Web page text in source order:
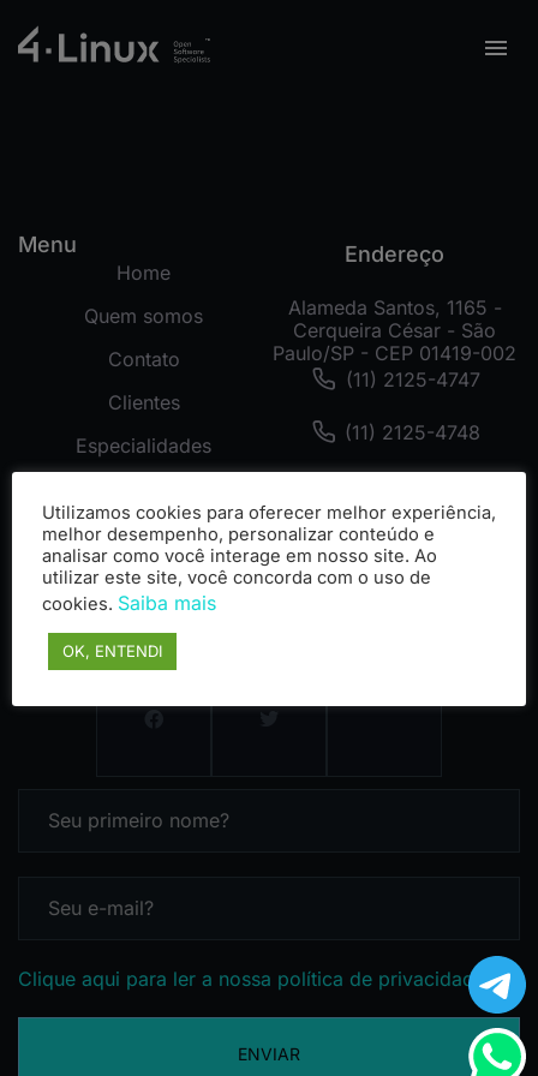
Menu
Home
Quem somos
Contato
Clientes
Especialidades
Cases
Endereço
Alameda Santos, 1165 -
Cerqueira César - São
Paulo/SP - CEP 01419-002
(11) 2125-4747
(11) 2125-4748
Clique aqui para ler a nossa política de privacidade
ENVIAR
Utilizamos cookies para oferecer melhor experiência,
melhor desempenho, personalizar conteúdo e
analisar como você interage em nosso site. Ao
utilizar este site, você concorda com o uso de
cookies. Saiba mais
OK, ENTENDI